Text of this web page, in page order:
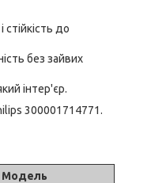
до
без зайвих
інтер'єр.
300001714771.
Модель